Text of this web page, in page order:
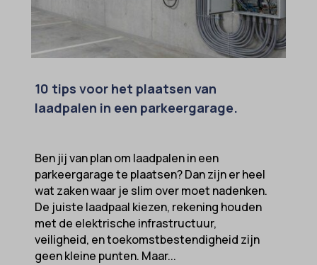
10 tips voor het plaatsen van
laadpalen in een parkeergarage.
Ben jij van plan om laadpalen in een
parkeergarage te plaatsen? Dan zijn er heel
wat zaken waar je slim over moet nadenken.
De juiste laadpaal kiezen, rekening houden
met de elektrische infrastructuur,
veiligheid, en toekomstbestendigheid zijn
geen kleine punten. Maar...